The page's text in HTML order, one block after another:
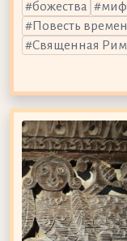
божества
Повесть
Священная